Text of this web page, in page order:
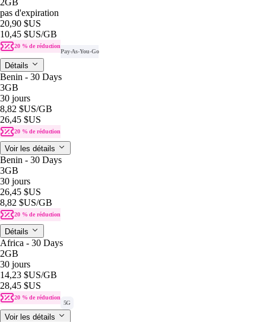
pas d'expiration
20,90 $US
10,45 $US/GB
20 % de réduction
Pay-As-You-Go
Détails
Benin - 30 Days
3GB
30 jours
8,82 $US/GB
26,45 $US
20 % de réduction
Voir les détails
Benin - 30 Days
3GB
30 jours
26,45 $US
8,82 $US/GB
20 % de réduction
Détails
Africa - 30 Days
2GB
30 jours
14,23 $US/GB
28,45 $US
20 % de réduction
5G
Voir les détails